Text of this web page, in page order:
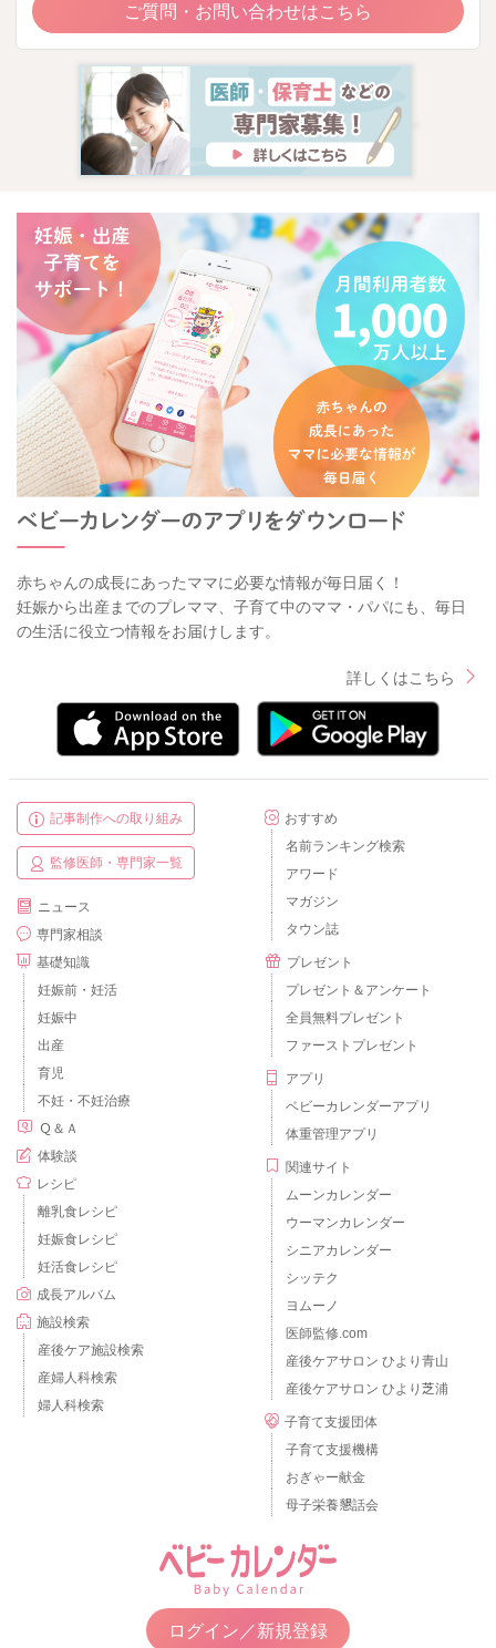
ご質問・お問い合わせはこちら
赤ちゃんの成長にあったママに必要な情報が毎日届く！
妊娠から出産までのプレママ、子育て中のママ・パパにも、毎日
の生活に役立つ情報をお届けします。
詳しくはこちら
記事制作への取り組み
監修医師・専門家一覧
ニュース
専門家相談
基礎知識
妊娠前・妊活
妊娠中
出産
育児
不妊・不妊治療
Ｑ＆Ａ
体験談
レシピ
離乳食レシピ
妊娠食レシピ
妊活食レシピ
成長アルバム
施設検索
産後ケア施設検索
産婦人科検索
婦人科検索
おすすめ
名前ランキング検索
アワード
マガジン
タウン誌
プレゼント
プレゼント＆アンケート
全員無料プレゼント
ファーストプレゼント
アプリ
ベビーカレンダーアプリ
体重管理アプリ
関連サイト
ムーンカレンダー
ウーマンカレンダー
シニアカレンダー
シッテク
ヨムーノ
医師監修.com
産後ケアサロン ひより青山
産後ケアサロン ひより芝浦
子育て支援団体
子育て支援機構
おぎゃー献金
母子栄養懇話会
ログイン／新規登録